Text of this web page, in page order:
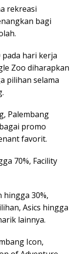
rekreasi
bagi
pada hari kerja
Zoo diharapkan
pilihan selama
Palembang
promo
favorit.
70%, Facility
hingga 30%,
Asics hingga
lainnya.
Icon,